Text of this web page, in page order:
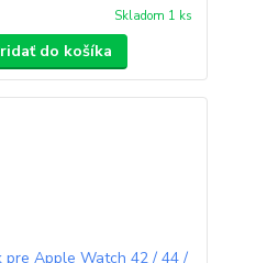
Skladom 1 ks
do košíka